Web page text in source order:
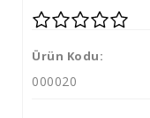
Ürün Kodu:
000020